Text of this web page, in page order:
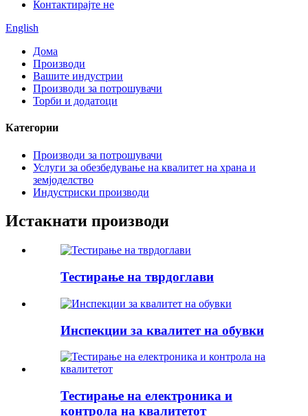
Контактирајте не
English
Дома
Производи
Вашите индустрии
Производи за потрошувачи
Торби и додатоци
Категории
Производи за потрошувачи
Услуги за обезбедување на квалитет на храна и
земјоделство
Индустриски производи
Истакнати производи
Тестирање на тврдоглави
Инспекции за квалитет на обувки
Тестирање на електроника и
контрола на квалитетот